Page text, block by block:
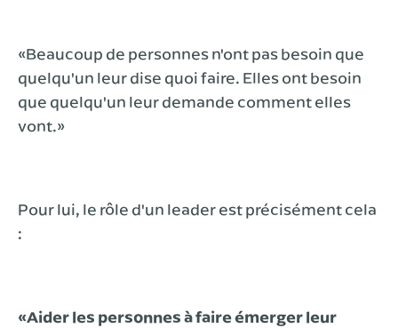
«Beaucoup de personnes n'ont pas besoin que
quelqu'un leur dise quoi faire. Elles ont besoin
que quelqu'un leur demande comment elles
vont.»
Pour lui, le rôle d'un leader est précisément cela
:
«Aider les personnes à faire émerger leur